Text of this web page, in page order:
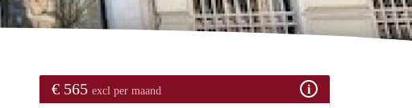
€ 565 excl per maand